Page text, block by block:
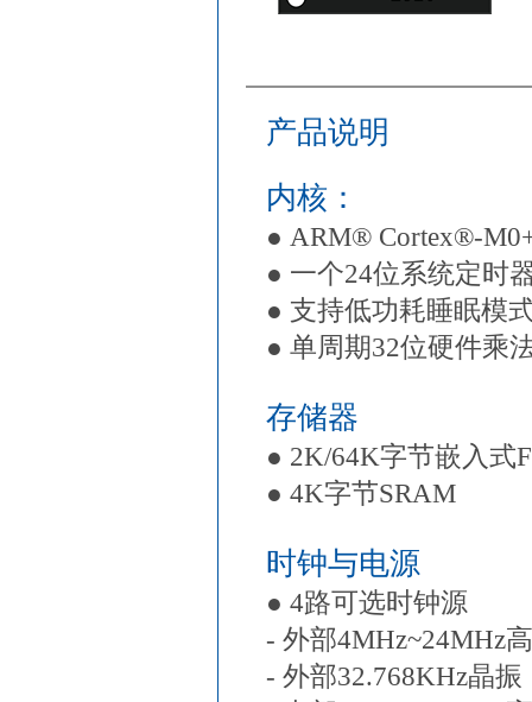
产品说明
内核：
● ARM® Cortex®-
● 一个24位系统定时
● 支持低功耗睡眠模
● 单周期32位硬件乘
存储器
● 2K/64K字节嵌入式
● 4K字节SRAM
时钟与电源
● 4路可选时钟源
- 外部4MHz~24MHz
- 外部32.768KHz晶振